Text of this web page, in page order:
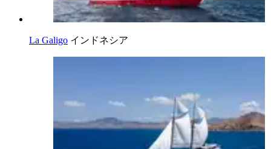
La Galigo インドネシア